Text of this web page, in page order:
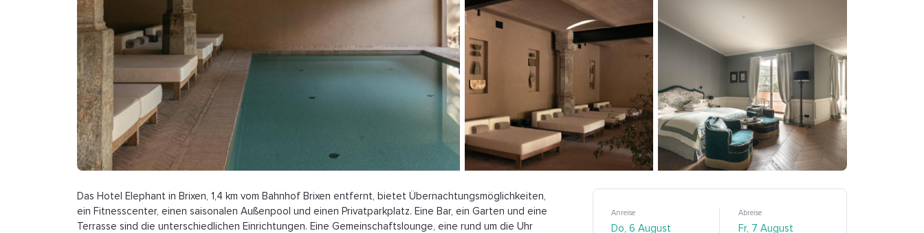
Das Hotel Elephant in Brixen, 1,4 km vom Bahnhof Brixen entfernt, bietet Übernachtungsmöglichkeiten,
ein Fitnesscenter, einen saisonalen Außenpool und einen Privatparkplatz. Eine Bar, ein Garten und eine
Terrasse sind die unterschiedlichen Einrichtungen. Eine Gemeinschaftslounge, eine rund um die Uhr
Anreise Abreise